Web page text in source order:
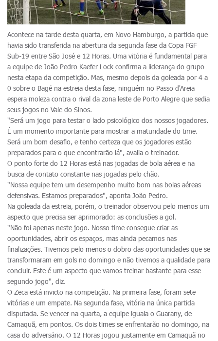
Acontece na tarde desta quarta, em Novo Hamburgo, a partida que
havia sido transferida na abertura da segunda fase da Copa FGF
Sub-19 entre São José e 12 Horas. Uma vitória é fundamental para
a equipe de João Pedro Kaefer Lock confirma a liderança do grupo
nesta etapa da competição. Mas, mesmo depois da goleada por 4 a
0 sobre o Bagé na estreia desta fase, ninguém no Passo d'Areia
espera moleza contra o rival da zona leste de Porto Alegre que sedia
seus jogos no Vale do Sinos.
"Será um jogo para testar o lado psicológico dos nossos jogadores.
É um momento importante para mostrar a maturidade do time.
Será um bom desafio, e tenho certeza que os jogadores estão
preparados para o que encontrarão lá", avalia o treinador.
O ponto forte do 12 Horas está nas jogadas de bola aérea e na
busca de contato constante nas jogadas pelo chão.
"Nossa equipe tem um desempenho muito bom nas bolas aéreas
defensivas. Estamos preparados", aponta João Pedro.
Na goleada da estreia, porém, o treinador observou pelo menos um
aspecto que precisa ser aprimorado: as conclusões a gol.
"Não foi apenas neste jogo. Nosso time consegue criar as
oportunidades, abrir os espaços, mas ainda pecamos nas
finalizações. Tivemos pelo menos o dobro das oportunidades que se
transformaram em gols no domingo e não tivemos a qualidade para
concluir. Este é um aspecto que vamos treinar bastante para esse
segundo jogo", diz.
O Zeca está invicto na competição. Na primeira fase, foram sete
vitórias e um empate. Na segunda fase, vitória na única partida
disputada. Se vencer na quarta, a equipe iguala o Guarany, de
Camaquã, em pontos. Os dois times se enfrentarão no domingo, na
casa do adversário. O 12 Horas jogou justamente em Camaquã no